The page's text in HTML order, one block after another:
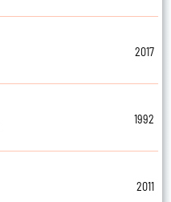
2017
1992
2011